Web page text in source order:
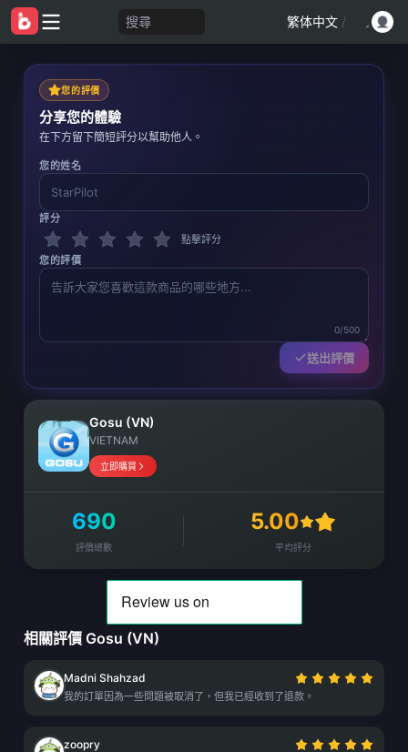
搜尋 繁体中文 /
您的評價
分享您的體驗
在下方留下簡短評分以幫助他人。
您的姓名
評分
點擊評分
您的評價
0/500
送出評價
Gosu (VN)
VIETNAM
立即購買
690
評價總數
5.00
平均評分
相關評價 Gosu (VN)
Madni Shahzad
我的訂單因為一些問題被取消了，但我已經收到了退款。
zoopry